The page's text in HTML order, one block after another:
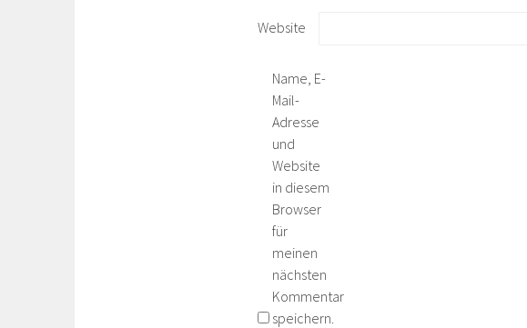
Website
Name, E-
Mail-
Adresse
und
Website
in diesem
Browser
für
meinen
nächsten
Kommentar
speichern.